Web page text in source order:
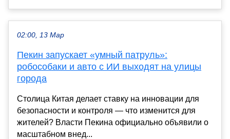
02:00, 13 Мар
Пекин запускает «умный патруль»:
робособаки и авто с ИИ выходят на улицы
города
Столица Китая делает ставку на инновации для
безопасности и контроля — что изменится для
жителей? Власти Пекина официально объявили о
масштабном внед...